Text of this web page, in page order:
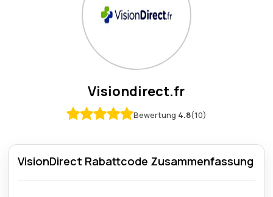
Visiondirect.fr
Bewertung 4.8(10)
VisionDirect Rabattcode Zusammenfassung